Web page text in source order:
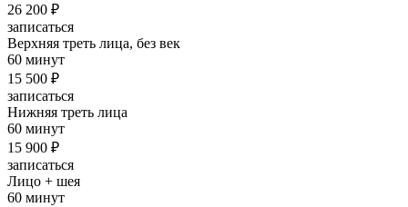
26 200 ₽
записаться
Верхняя треть лица, без век
60 минут
15 500 ₽
записаться
Нижняя треть лица
60 минут
15 900 ₽
записаться
Лицо + шея
60 минут